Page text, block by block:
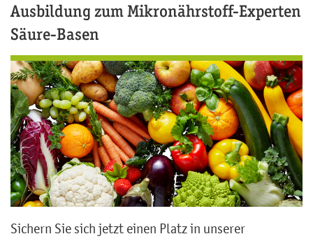
Ausbildung zum Mikronährstoff-Experten
Säure-Basen
Sichern Sie sich jetzt einen Platz in unserer